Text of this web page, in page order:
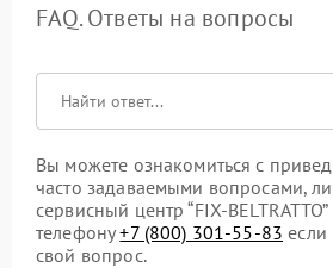
FAQ. Ответы на вопросы
Вы можете ознакомиться с
часто задаваемыми вопросами,
сервисный центр “FIX-
телефону+7 (800) 301-55-83 если
свой вопрос.